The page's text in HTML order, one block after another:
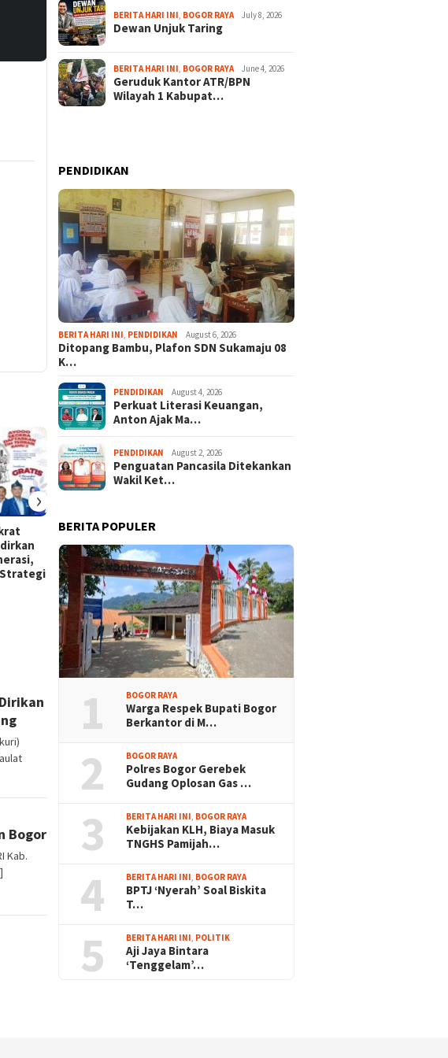
Strategi
Keren! Dua Desa Wisata
Kabupaten Bogor Tembus
Top 15 Jawa Barat
Ramaikan Bupati Cup 2026
Tour Malasari Halimun Salak
›
Bogor
Kab.
BERITA HARI INI BOGOR RAYA July 8, 2026
Dewan Unjuk Taring
BERITA HARI INI BOGOR RAYA June 4, 2026
Geruduk Kantor ATR/BPN
Wilayah 1 Kabupat…
PENDIDIKAN
BERITA HARI INI PENDIDIKAN August 6, 2026
Ditopang Bambu, Plafon SDN Sukamaju 08
K…
PENDIDIKAN August 4, 2026
Perkuat Literasi Keuangan,
Anton Ajak Ma…
PENDIDIKAN August 2, 2026
Penguatan Pancasila Ditekankan
Wakil Ket…
BERITA POPULER
1 BOGOR RAYA
Warga Respek Bupati Bogor
Berkantor di M…
2 BOGOR RAYA
Polres Bogor Gerebek
Gudang Oplosan Gas …
3 BERITA HARI INI, BOGOR RAYA
Kebijakan KLH, Biaya Masuk
TNGHS Pamijah…
4 BERITA HARI INI, BOGOR RAYA
BPTJ ‘Nyerah’ Soal Biskita
T…
5 BERITA HARI INI, POLITIK
Aji Jaya Bintara
‘Tenggelam’…